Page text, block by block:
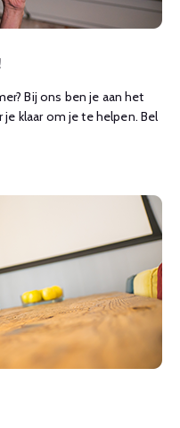
Bij ons ben je aan het
klaar om je te helpen. Bel